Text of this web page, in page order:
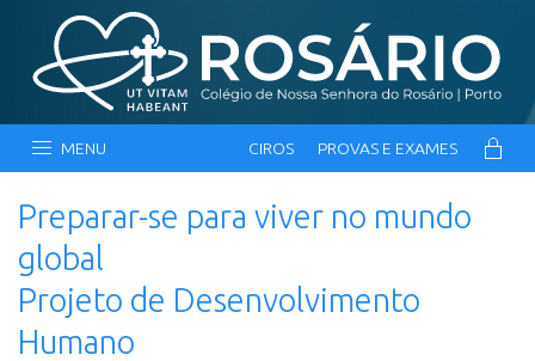
MENU CIROS PROVAS E EXAMES
Preparar-se para viver no mundo
global
Projeto de Desenvolvimento
Humano